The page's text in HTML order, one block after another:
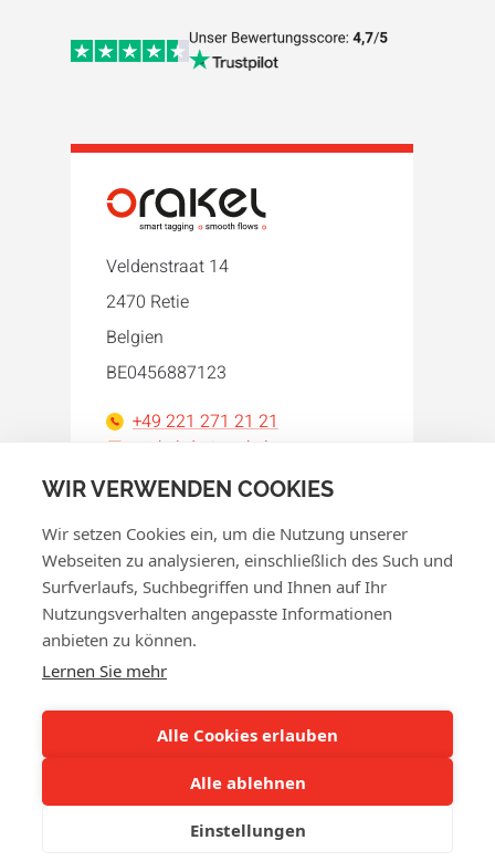
WIR VERWENDEN COOKIES
Wir setzen Cookies ein, um die Nutzung unserer
Webseiten zu analysieren, einschließlich des Such und
Surfverlaufs, Suchbegriffen und Ihnen auf Ihr
Nutzungsverhalten angepasste Informationen
anbieten zu können.
Lernen Sie mehr
Alle Cookies erlauben
Alle ablehnen
Einstellungen
Veldenstraat 14
2470 Retie
Belgien
BE0456887123
+49 221 271 21 21
orakel-de@orakel.com
Cookie-Richtlinie
Widerrufsrecht